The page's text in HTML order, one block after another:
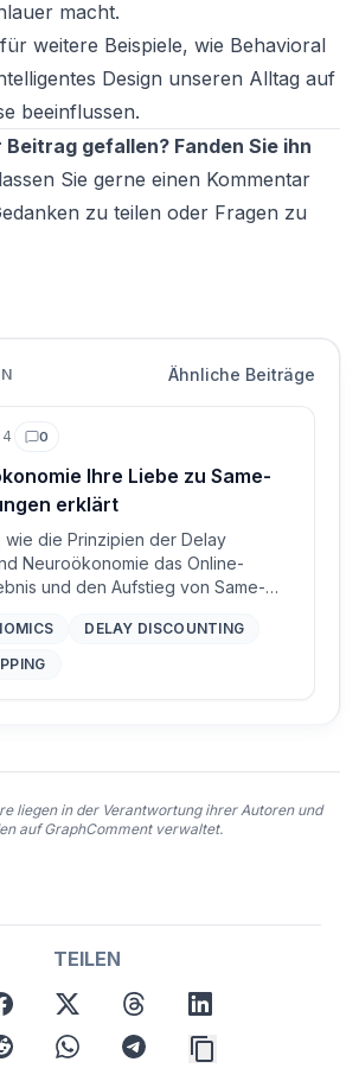
macht.
weitere Beispiele, wie Behavioral
Design unseren Alltag auf
beeinflussen.
gefallen? Fanden Sie ihn
Sie gerne einen Kommentar
zu teilen oder Fragen zu
Ähnliche Beiträge
0
Kommentare
Ihre Liebe zu Same-
erklärt
wie die Prinzipien der Delay
Neuroökonomie das Online-
und den Aufstieg von Same-
DELAY DISCOUNTING
liegen in der Verantwortung ihrer Autoren und
auf GraphComment verwaltet.
TEILEN
twitter threads linkedin
whatsapptelegram